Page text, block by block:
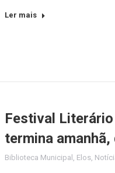
Ler mais
Festival Literário
termina
Biblioteca Municipal , Elos,